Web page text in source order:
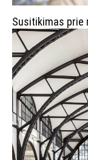
Susitikimas prie
žurnalo